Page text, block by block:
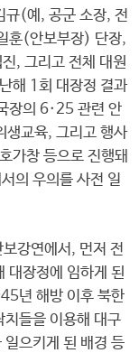
규(예, 공군 소장, 전
훈(안보부장) 단장,
, 그리고 전체 대원
해 1회 대장정 결과
장의 6·25 관련 안
생교육, 그리고 행사
가창 등으로 진행돼
의 우의를 사전 일
강연에서, 먼저 전
대장정에 임하게 된
년 해방 이후 북한
치들을 이용해 대구
으키게 된 배경 등